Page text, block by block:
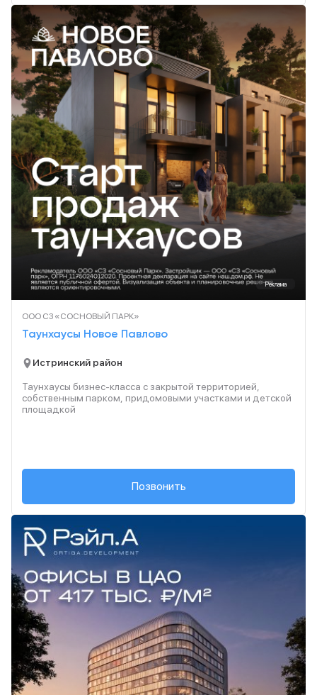
Реклама
ООО СЗ «СОСНОВЫЙ ПАРК»
Таунхаусы Новое Павлово
Истринский район
Таунхаусы бизнес-класса с закрытой территорией,
собственным парком, придомовыми участками и детской
площадкой
+7 (495) 134-64-...
Позвонить